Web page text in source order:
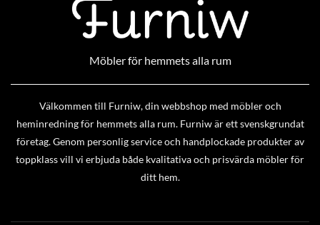
Möbler för hemmets alla rum
Välkommen till Furniw, din webbshop med möbler och
heminredning för hemmets alla rum. Furniw är ett svenskgrundat
företag. Genom personlig service och handplockade produkter av
toppklass vill vi erbjuda både kvalitativa och prisvärda möbler för
ditt hem.